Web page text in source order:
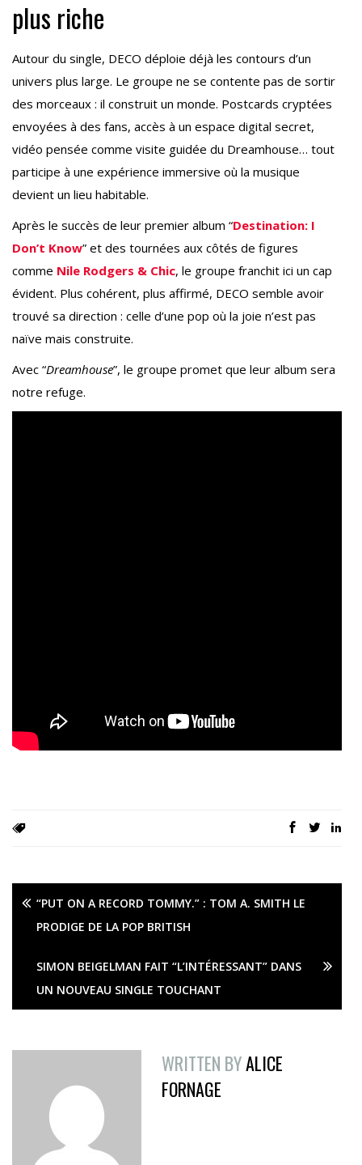
plus riche
Autour du single, DECO déploie déjà les contours d’un
univers plus large. Le groupe ne se contente pas de sortir
des morceaux : il construit un monde. Postcards cryptées
envoyées à des fans, accès à un espace digital secret,
vidéo pensée comme visite guidée du Dreamhouse… tout
participe à une expérience immersive où la musique
devient un lieu habitable.
Après le succès de leur premier album “Destination: I
Don’t Know” et des tournées aux côtés de figures
comme Nile Rodgers & Chic, le groupe franchit ici un cap
évident. Plus cohérent, plus affirmé, DECO semble avoir
trouvé sa direction : celle d’une pop où la joie n’est pas
naïve mais construite.
Avec “Dreamhouse”, le groupe promet que leur album sera
notre refuge.
“PUT ON A RECORD TOMMY.” : TOM A. SMITH LE
PRODIGE DE LA POP BRITISH
SIMON BEIGELMAN FAIT “L’INTÉRESSANT” DANS
UN NOUVEAU SINGLE TOUCHANT
WRITTEN BYALICE
FORNAGE